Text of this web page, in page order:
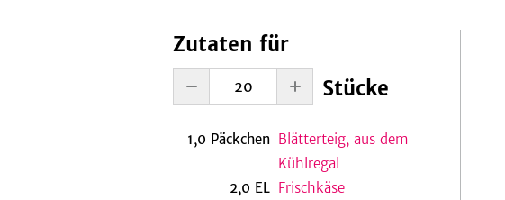
Zutaten für
Stücke
1,0 Päckchen Blätterteig, aus dem
Kühlregal
2,0 EL Frischkäse